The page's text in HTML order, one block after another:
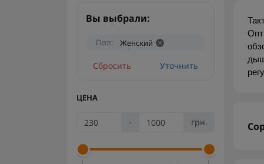
Вы выбрали:
Пол: Женский
Сбросить Уточнить
ЦЕНА
- грн.